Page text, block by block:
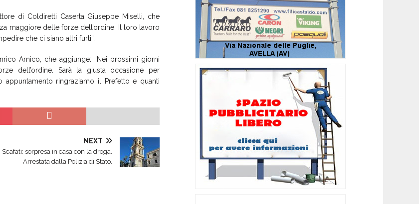
di Coldiretti Caserta Giuseppe Miselli, che
maggiore delle forze dell’ordine. Il loro lavoro
che ci siano altri furti”.
Amico, che aggiunge: “Nei prossimi giorni
dell’ordine. Sarà la giusta occasione per
ringraziamo il Prefetto e quanti
NEXT
Scafati: sorpresa in casa con la droga.
Arrestata dalla Polizia di Stato.